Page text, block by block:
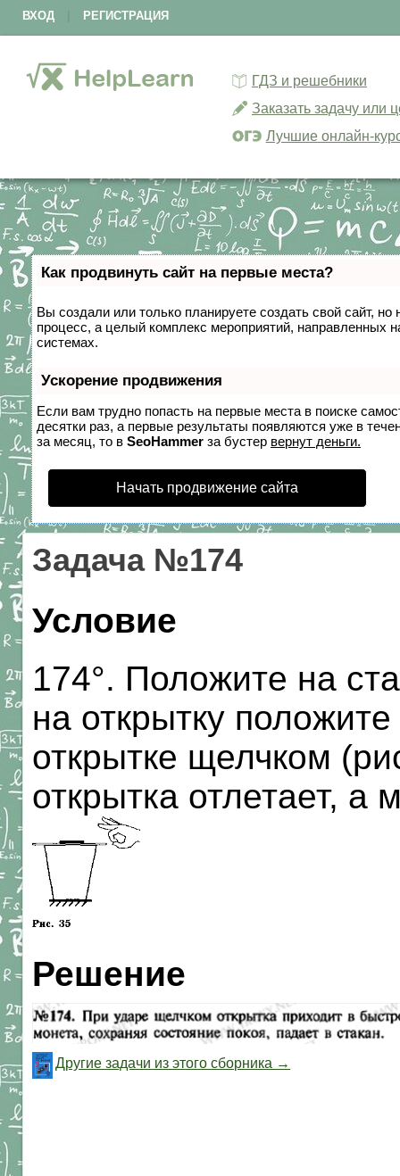
ВХОД РЕГИСТРАЦИЯ
ГДЗ и решебники
Заказать задачу или
Лучшие онлайн-
Как продвинуть сайт на первые места?
Вы создали или только планируете создать свой сайт,
процесс, а целый комплекс мероприятий, направленных
системах.
Ускорение продвижения
Если вам трудно попасть на первые места в поиске
десятки раз, а первые результаты появляются уже в
за месяц, то в SeoHammer за бустер вернут деньги.
Начать продвижение сайта
Задача №174
Условие
174°. Положите на
на открытку
открытке щелчком
открытка отлетает, а
Решение
Другие задачи из этого сборника →